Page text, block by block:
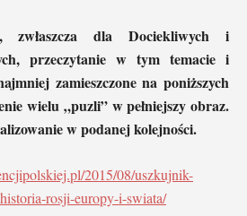
zwłaszcza dla Dociekliwych i
przeczytanie w tym temacie i
zamieszczone na poniższych
wielu „puzli” w pełniejszy obraz.
w podanej kolejności.
2015/08/uszkujnik-
rosji-europy-i-swiata/